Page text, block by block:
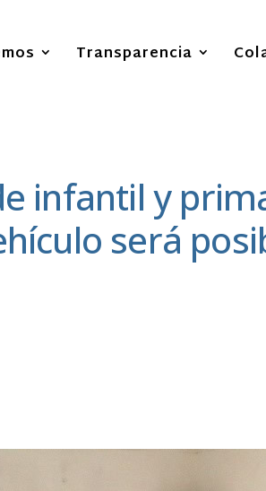
Transparencia
infantil y
será